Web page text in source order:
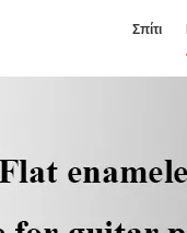
Σπίτι